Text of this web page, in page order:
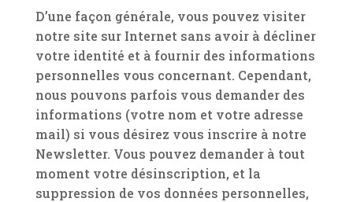
D’une façon générale, vous pouvez visiter
notre site sur Internet sans avoir à décliner
votre identité et à fournir des informations
personnelles vous concernant. Cependant,
nous pouvons parfois vous demander des
informations (votre nom et votre adresse
mail) si vous désirez vous inscrire à notre
Newsletter. Vous pouvez demander à tout
moment votre désinscription, et la
suppression de vos données personnelles,